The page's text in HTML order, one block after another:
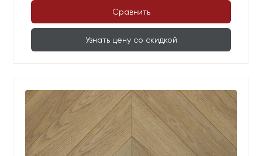
Сравнить
Узнать цену со скидкой